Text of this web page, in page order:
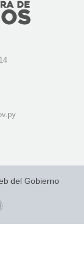
del Gobierno